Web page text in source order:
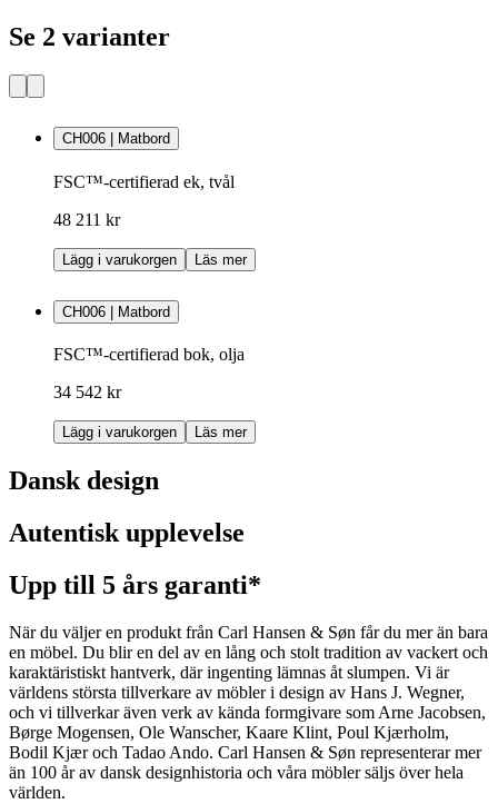
Se 2 varianter
CH006 | Matbord
FSC™-certifierad ek, tvål
48 211 kr
Lägg i varukorgen Läs mer
CH006 | Matbord
FSC™-certifierad bok, olja
34 542 kr
Lägg i varukorgen Läs mer
Dansk design
Autentisk upplevelse
Upp till 5 års garanti*
När du väljer en produkt från Carl Hansen & Søn får du mer än bara
en möbel. Du blir en del av en lång och stolt tradition av vackert och
karaktäristiskt hantverk, där ingenting lämnas åt slumpen. Vi är
världens största tillverkare av möbler i design av Hans J. Wegner,
och vi tillverkar även verk av kända formgivare som Arne Jacobsen,
Børge Mogensen, Ole Wanscher, Kaare Klint, Poul Kjærholm,
Bodil Kjær och Tadao Ando. Carl Hansen & Søn representerar mer
än 100 år av dansk designhistoria och våra möbler säljs över hela
världen.